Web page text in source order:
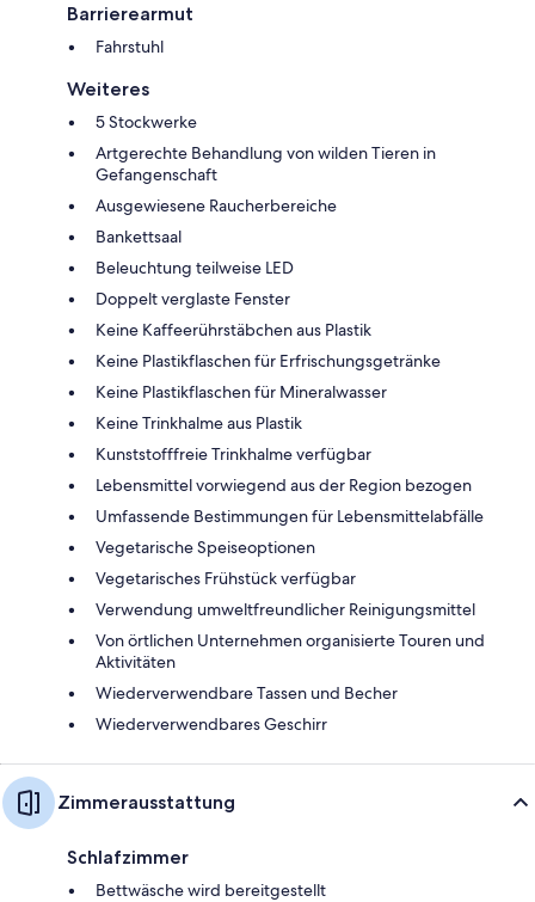
Barrierearmut
Fahrstuhl
Weiteres
5 Stockwerke
Artgerechte Behandlung von wilden Tieren in
Gefangenschaft
Ausgewiesene Raucherbereiche
Bankettsaal
Beleuchtung teilweise LED
Doppelt verglaste Fenster
Keine Kaffeerührstäbchen aus Plastik
Keine Plastikflaschen für Erfrischungsgetränke
Keine Plastikflaschen für Mineralwasser
Keine Trinkhalme aus Plastik
Kunststofffreie Trinkhalme verfügbar
Lebensmittel vorwiegend aus der Region bezogen
Umfassende Bestimmungen für Lebensmittelabfälle
Vegetarische Speiseoptionen
Vegetarisches Frühstück verfügbar
Verwendung umweltfreundlicher Reinigungsmittel
Von örtlichen Unternehmen organisierte Touren und
Aktivitäten
Wiederverwendbare Tassen und Becher
Wiederverwendbares Geschirr
Zimmerausstattung
Schlafzimmer
Bettwäsche wird bereitgestellt